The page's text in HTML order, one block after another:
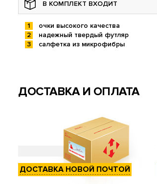
В КОМПЛЕКТ ВХОДИТ
очки высокого качества
надежный твердый футляр
салфетка из микрофибры
ДОСТАВКА И ОПЛАТА
ДОСТАВКА НОВОЙ ПОЧТОЙ